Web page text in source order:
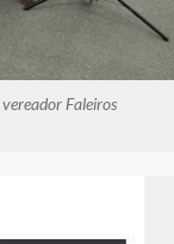
Faleiros